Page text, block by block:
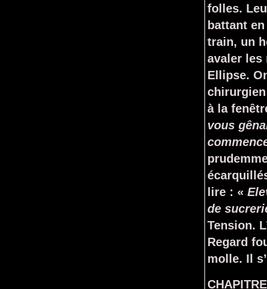
folles.
battant
train, un
avaler les
Ellipse.
à la
vous
lire : «
de
Tension.
Regard
molle. Il